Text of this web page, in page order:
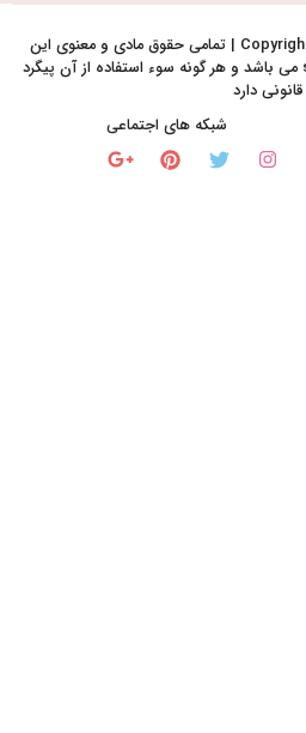
Copyright © 2019 All rights reserved | تمامی حقوق مادی و معنوی این
سایت مربوط به senso perfume می باشد و هر گونه سوء استفاده از آن پیگرد
قانونی دارد
شبکه های اجتماعی